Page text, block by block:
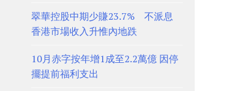
翠華控股中期少賺23.7% 不派息
香港市場收入升惟內地跌
10月赤字按年增1成至2.2萬億 因停
擺提前福利支出